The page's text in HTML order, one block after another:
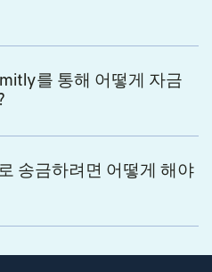
를 통해 어떻게 자금
송금하려면 어떻게 해야